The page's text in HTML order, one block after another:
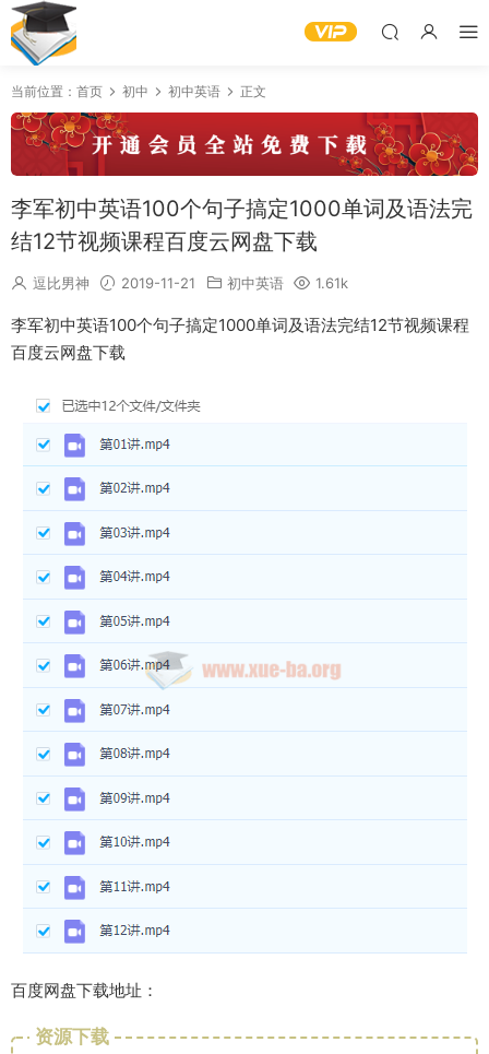
当前位置： 首页 初中 初中英语 正文
李军初中英语100个句子搞定1000单词及语法完
结12节视频课程百度云网盘下载
逗比男神 2019-11-21 初中英语 1.61k
李军初中英语100个句子搞定1000单词及语法完结12节视频课程
百度云网盘下载
百度网盘下载地址：
资源下载